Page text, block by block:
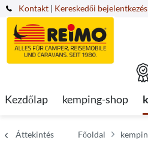
Kontakt | Kereskedői bejelentkezés
Kezdőlap kemping-shop
Áttekintés Főoldal